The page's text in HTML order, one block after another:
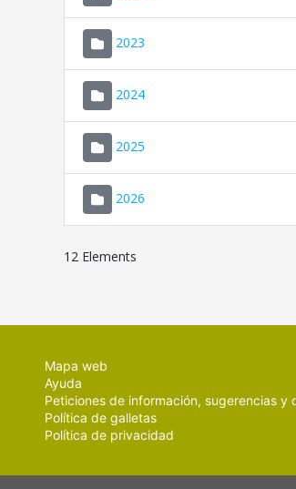
2023
2024
2025
2026
12 Elements
Mapa web
Ayuda
Peticiones de información, sugerencias y
Política de galletas
Política de privacidad